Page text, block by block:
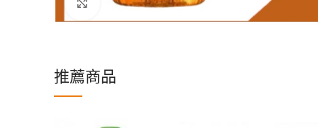
Click to enlarge
推薦商品